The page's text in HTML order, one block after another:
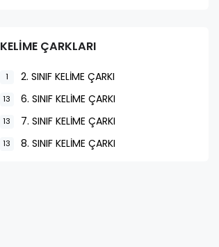
KELİME ÇARKLARI
1 2. SINIF KELİME ÇARKI
13 6. SINIF KELİME ÇARKI
13 7. SINIF KELİME ÇARKI
13 8. SINIF KELİME ÇARKI